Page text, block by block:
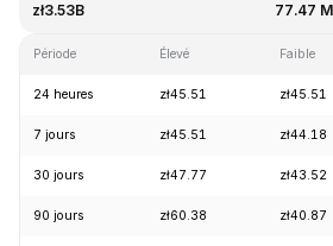
zł3.53B 77.47 M
Période Élevé Faible
24 heures zł45.51 zł45.51
7 jours zł45.51 zł44.18
30 jours zł47.77 zł43.52
90 jours zł60.38 zł40.87